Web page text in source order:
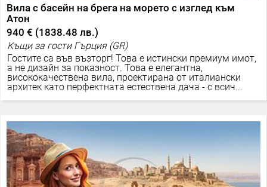
Вила с басейн на брега на морето с изглед към
Атон
940 € (1838.48 лв.)
Къщи за гости Гърция (GR)
Гостите са във възторг! Това е истински премиум имот,
а не дизайн за показност. Това е елегантна,
висококачествена вила, проектирана от италиански
архитек като перфектната естествена дача - с всич...